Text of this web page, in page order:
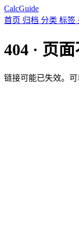
CalcGuide
首页 归档 分类 标签
404 · 页
链接可能已失效。